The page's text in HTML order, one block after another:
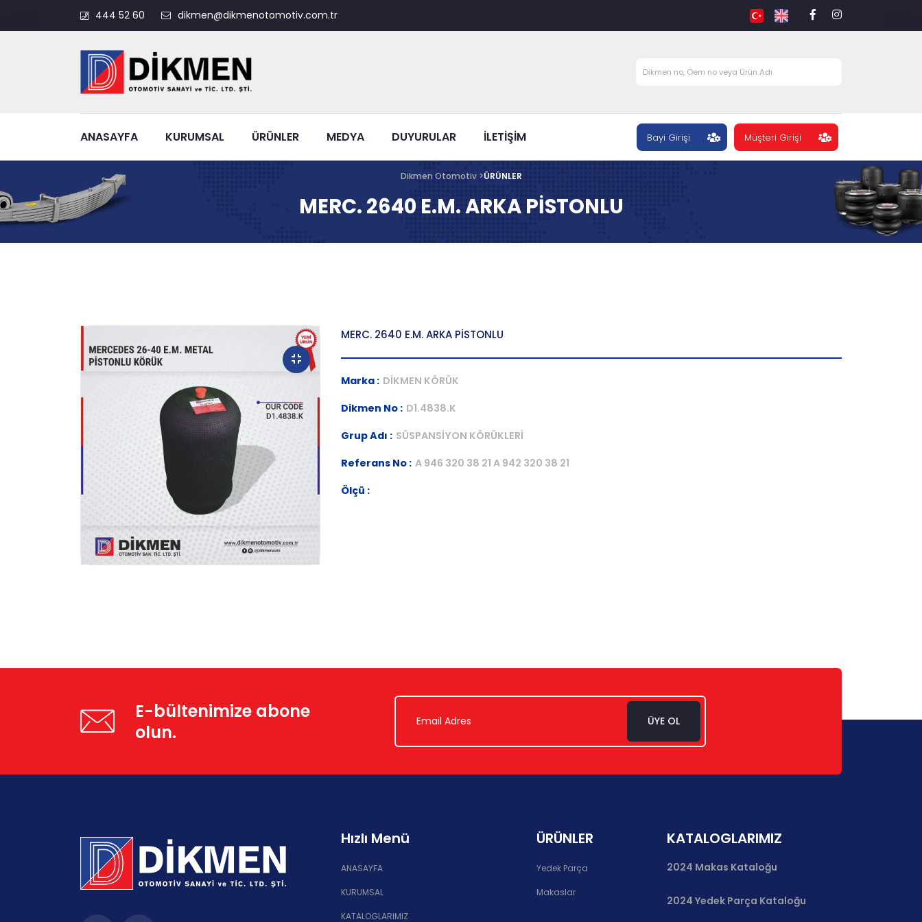
444 52 60 dikmen@dikmenotomotiv.com.tr
ANASAYFA KURUMSAL ÜRÜNLER MEDYA DUYURULAR İLETİŞİM Bayi Girişi Müşteri Girişi
Dikmen Otomotiv >ÜRÜNLER
MERC. 2640 E.M. ARKA PİSTONLU
MERC. 2640 E.M. ARKA PİSTONLU
Marka : DİKMEN KÖRÜK
Dikmen No : D1.4838.K
Grup Adı : SÜSPANSİYON KÖRÜKLERİ
Referans No : A 946 320 38 21 A 942 320 38 21
Ölçü :
E-bültenimize abone
olun.
ÜYE OL
Hızlı Menü
ANASAYFA
KURUMSAL
KATALOGLARIMIZ
ÜRÜNLER
Yedek Parça
Makaslar
KATALOGLARIMIZ
2024 Makas Kataloğu
2024 Yedek Parça Kataloğu